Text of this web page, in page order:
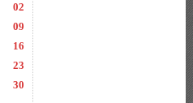
02
09
16
23
30